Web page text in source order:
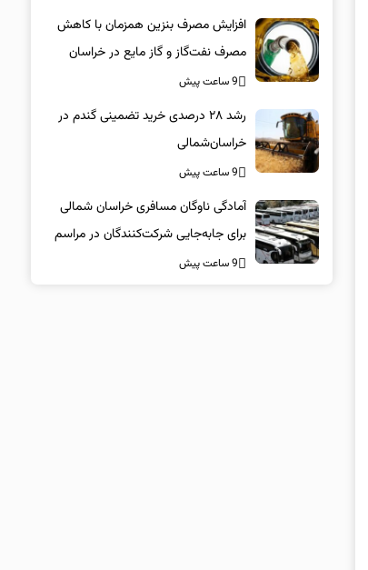
افزایش مصرف بنزین همزمان با کاهش
مصرف نفت‌گاز و گاز مایع در خراسان
شمالی
9 ساعت پیش
رشد ۲۸ درصدی خرید تضمینی گندم در
خراسان‌شمالی
9 ساعت پیش
آمادگی ناوگان مسافری خراسان شمالی
برای جابه‌جایی شرکت‌کنندگان در مراسم
تشییع پیکر مطهر امام شهید
9 ساعت پیش